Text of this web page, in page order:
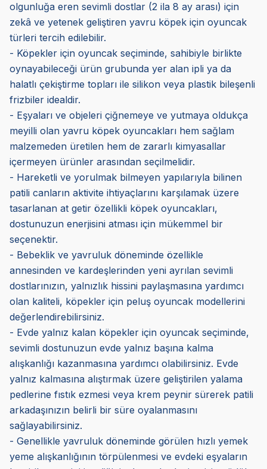
olgunluğa eren sevimli dostlar (2 ila 8 ay arası) için
zekâ ve yetenek geliştiren yavru köpek için oyuncak
türleri tercih edilebilir.
- Köpekler için oyuncak seçiminde, sahibiyle birlikte
oynayabileceği ürün grubunda yer alan ipli ya da
halatlı çekiştirme topları ile silikon veya plastik bileşenli
frizbiler idealdir.
- Eşyaları ve objeleri çiğnemeye ve yutmaya oldukça
meyilli olan yavru köpek oyuncakları hem sağlam
malzemeden üretilen hem de zararlı kimyasallar
içermeyen ürünler arasından seçilmelidir.
- Hareketli ve yorulmak bilmeyen yapılarıyla bilinen
patili canların aktivite ihtiyaçlarını karşılamak üzere
tasarlanan at getir özellikli köpek oyuncakları,
dostunuzun enerjisini atması için mükemmel bir
seçenektir.
- Bebeklik ve yavruluk döneminde özellikle
annesinden ve kardeşlerinden yeni ayrılan sevimli
dostlarınızın, yalnızlık hissini paylaşmasına yardımcı
olan kaliteli, köpekler için peluş oyuncak modellerini
değerlendirebilirsiniz.
- Evde yalnız kalan köpekler için oyuncak seçiminde,
sevimli dostunuzun evde yalnız başına kalma
alışkanlığı kazanmasına yardımcı olabilirsiniz. Evde
yalnız kalmasına alıştırmak üzere geliştirilen yalama
pedlerine fıstık ezmesi veya krem peynir sürerek patili
arkadaşınızın belirli bir süre oyalanmasını
sağlayabilirsiniz.
- Genellikle yavruluk döneminde görülen hızlı yemek
yeme alışkanlığının törpülenmesi ve evdeki eşyaların